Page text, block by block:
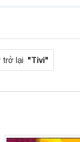
trở lại "Tivi"